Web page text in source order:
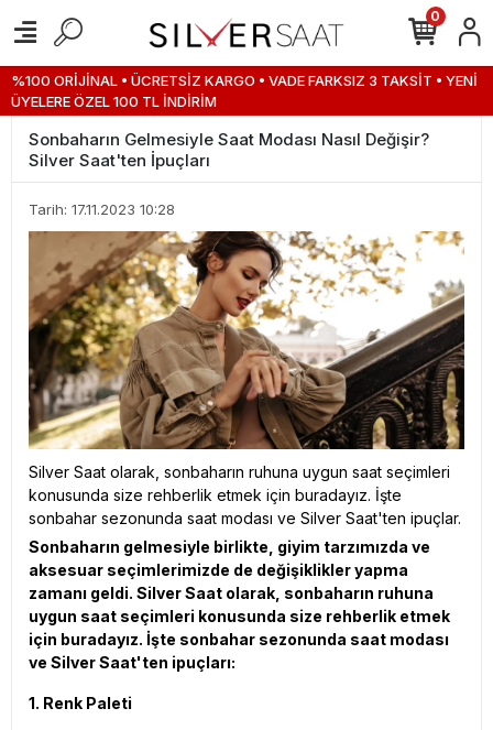
%100 ORİJİNAL • ÜCRETSİZ KARGO • VADE FARKSIZ 3 TAKSİT • YENİ
ÜYELERE ÖZEL 100 TL İNDİRİM
0
Sonbaharın Gelmesiyle Saat Modası Nasıl Değişir?
Silver Saat'ten İpuçları
Tarih: 17.11.2023 10:28
Silver Saat olarak, sonbaharın ruhuna uygun saat seçimleri
konusunda size rehberlik etmek için buradayız. İşte
sonbahar sezonunda saat modası ve Silver Saat'ten ipuçlar.
Sonbaharın gelmesiyle birlikte, giyim tarzımızda ve
aksesuar seçimlerimizde de değişiklikler yapma
zamanı geldi. Silver Saat olarak, sonbaharın ruhuna
uygun saat seçimleri konusunda size rehberlik etmek
için buradayız. İşte sonbahar sezonunda saat modası
ve Silver Saat'ten ipuçları:
1. Renk Paleti